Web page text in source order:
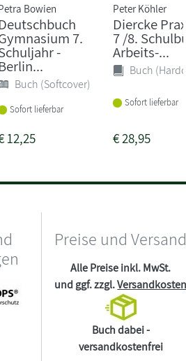
Bowien
Deutschbuch
7.
-
Berlin...
Buch (Softcover)
Sofort lieferbar
12,25
Peter Köhler
Diercke
7 /8.
Arbeits-...
Buch
Sofort lieferbar
€28,95
Preise und Versand
Alle Preise inkl. MwSt.
und ggf. zzgl.Versandkosten
Buch dabei -
versandkostenfrei